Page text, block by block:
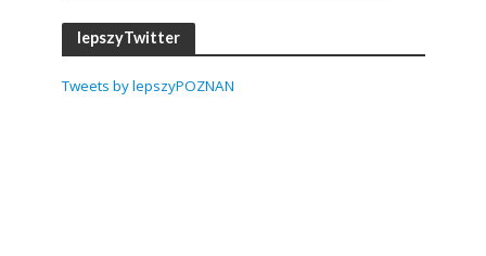
lepszyTwitter
Tweets by lepszyPOZNAN